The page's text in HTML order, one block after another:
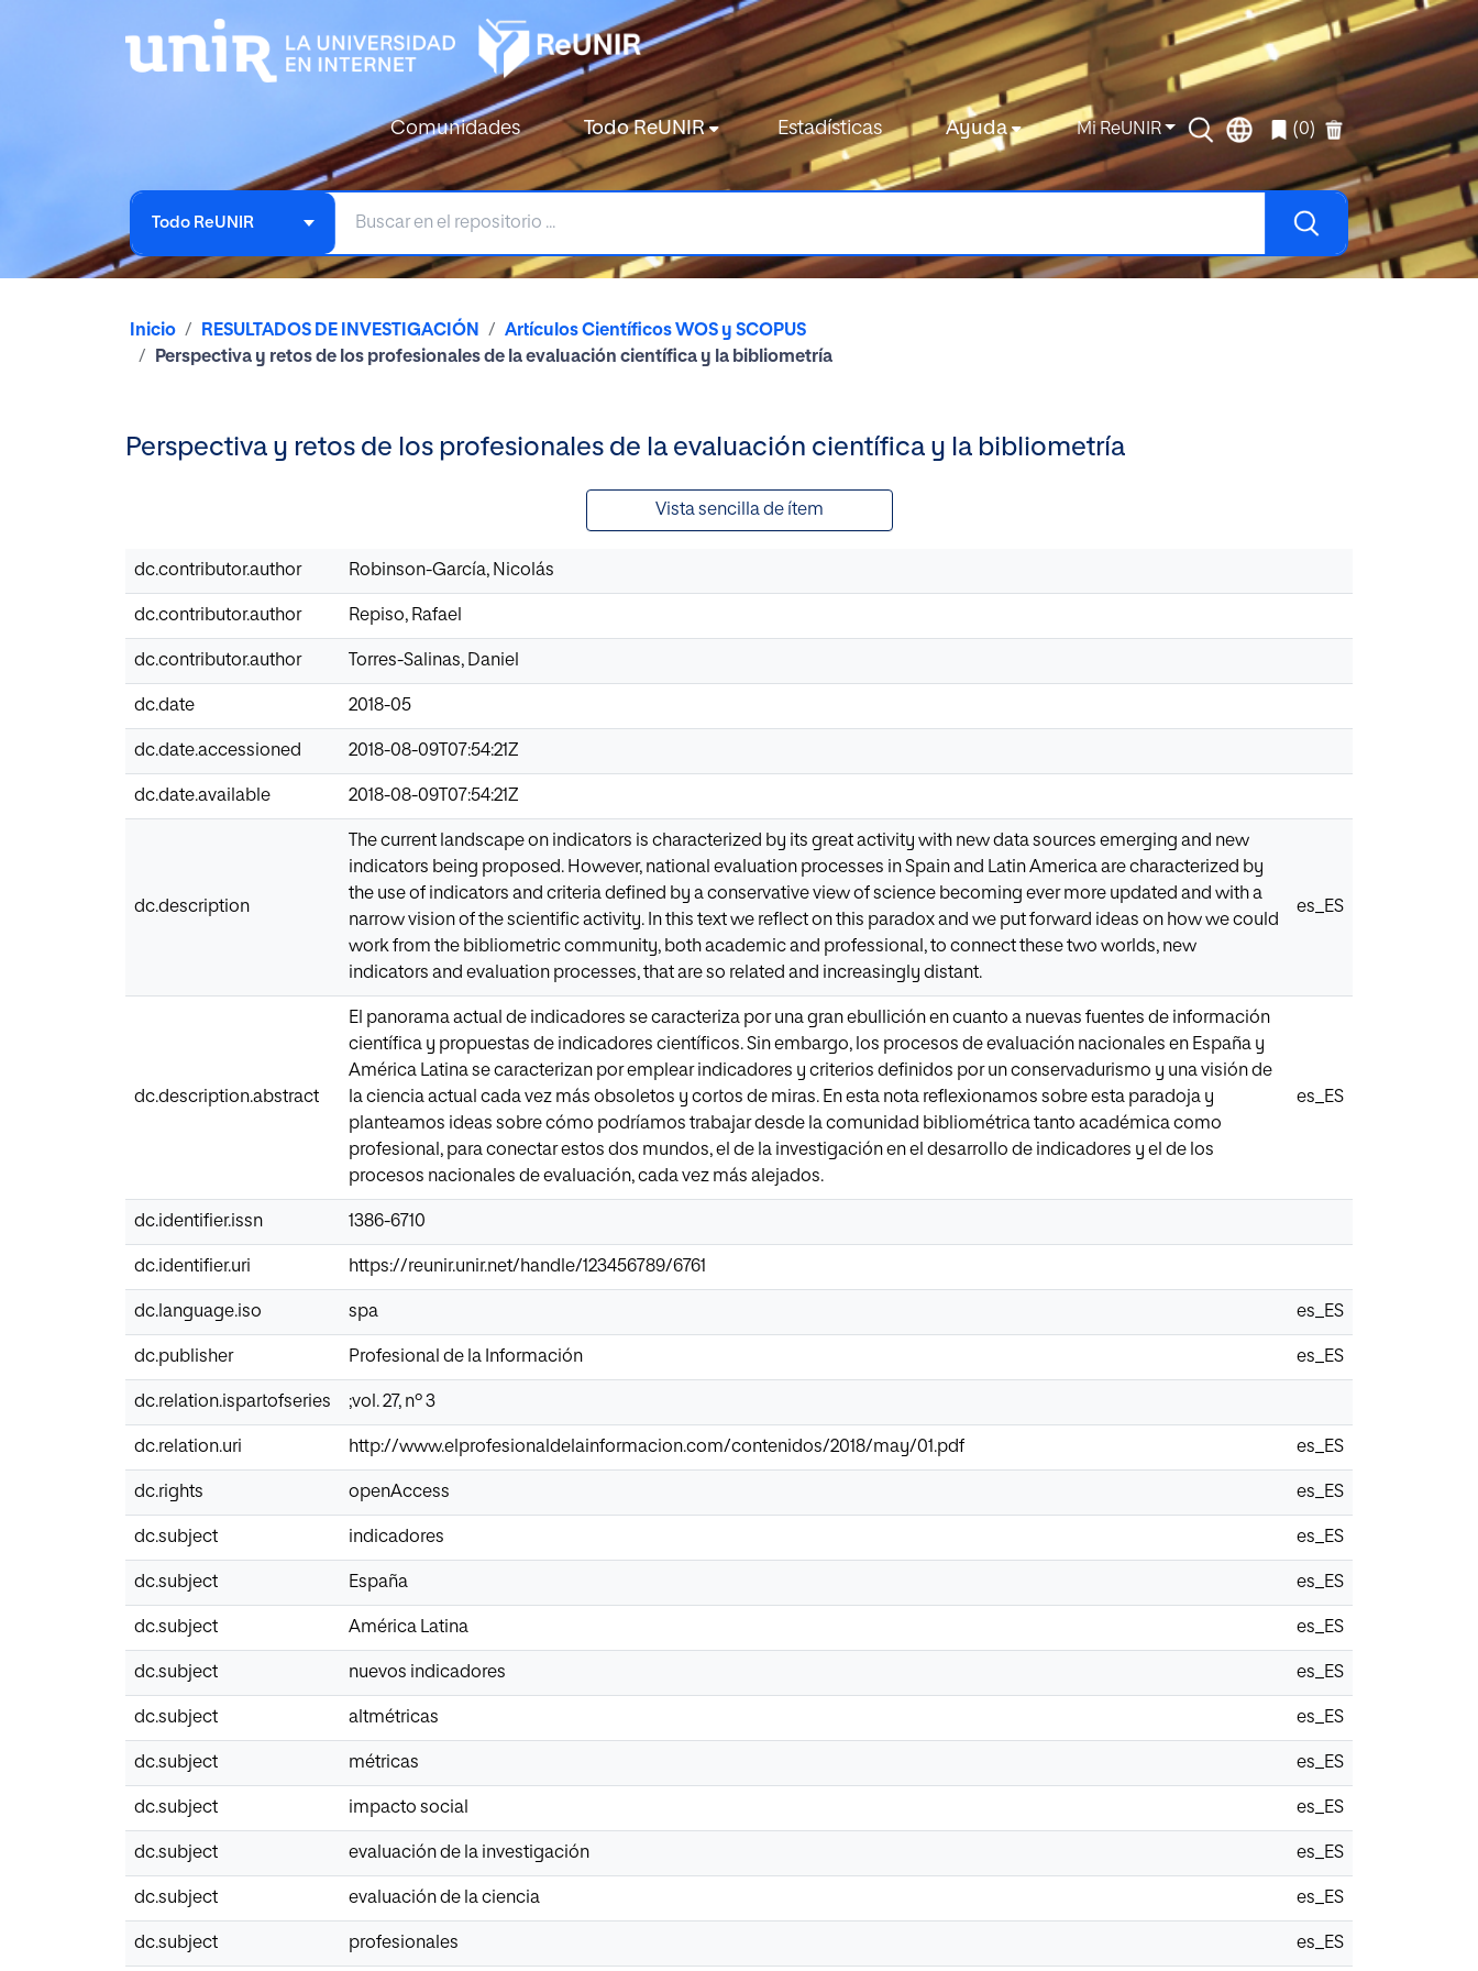
Comunidades Todo ReUNIR Estadísticas Ayuda Mi ReUNIR (0)
Todo ReUNIR
Inicio RESULTADOS DE INVESTIGACIÓN
Artículos Científicos WOS y SCOPUS
Perspectiva y retos de los profesionales de la evaluación científica y la bibliometría
Perspectiva y retos de los profesionales de la evaluación científica y la bibliometría
Vista sencilla de ítem
dc.contributor.author Robinson-García, Nicolás
dc.contributor.author Repiso, Rafael
dc.contributor.author Torres-Salinas, Daniel
dc.date 2018-05
dc.date.accessioned 2018-08-09T07:54:21Z
dc.date.available 2018-08-09T07:54:21Z
dc.description
The current landscape on indicators is characterized by its great activity with new data sources emerging and new
indicators being proposed. However, national evaluation processes in Spain and Latin America are characterized by
the use of indicators and criteria defined by a conservative view of science becoming ever more updated and with a
narrow vision of the scientific activity. In this text we reflect on this paradox and we put forward ideas on how we could
work from the bibliometric community, both academic and professional, to connect these two worlds, new
indicators and evaluation processes, that are so related and increasingly distant.
es_ES
dc.description.abstract
El panorama actual de indicadores se caracteriza por una gran ebullición en cuanto a nuevas fuentes de información
científica y propuestas de indicadores científicos. Sin embargo, los procesos de evaluación nacionales en España y
América Latina se caracterizan por emplear indicadores y criterios definidos por un conservadurismo y una visión de
la ciencia actual cada vez más obsoletos y cortos de miras. En esta nota reflexionamos sobre esta paradoja y
planteamos ideas sobre cómo podríamos trabajar desde la comunidad bibliométrica tanto académica como
profesional, para conectar estos dos mundos, el de la investigación en el desarrollo de indicadores y el de los
procesos nacionales de evaluación, cada vez más alejados.
es_ES
dc.identifier.issn 1386-6710
dc.identifier.uri https://reunir.unir.net/handle/123456789/6761
dc.language.iso spa es_ES
dc.publisher Profesional de la Información es_ES
dc.relation.ispartofseries ;vol. 27, nº 3
dc.relation.uri http://www.elprofesionaldelainformacion.com/contenidos/2018/may/01.pdf es_ES
dc.rights openAccess es_ES
dc.subject indicadores es_ES
dc.subject España es_ES
dc.subject América Latina es_ES
dc.subject nuevos indicadores es_ES
dc.subject altmétricas es_ES
dc.subject métricas es_ES
dc.subject impacto social es_ES
dc.subject evaluación de la investigación es_ES
dc.subject evaluación de la ciencia es_ES
dc.subject profesionales es_ES